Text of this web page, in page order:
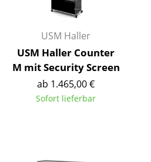
... alle Leuchten
Betten
Doppelbetten
Einzelbetten
USM Haller
USM Haller Counter
M mit Security Screen
ab 1.465,00 €
Sofort lieferbar